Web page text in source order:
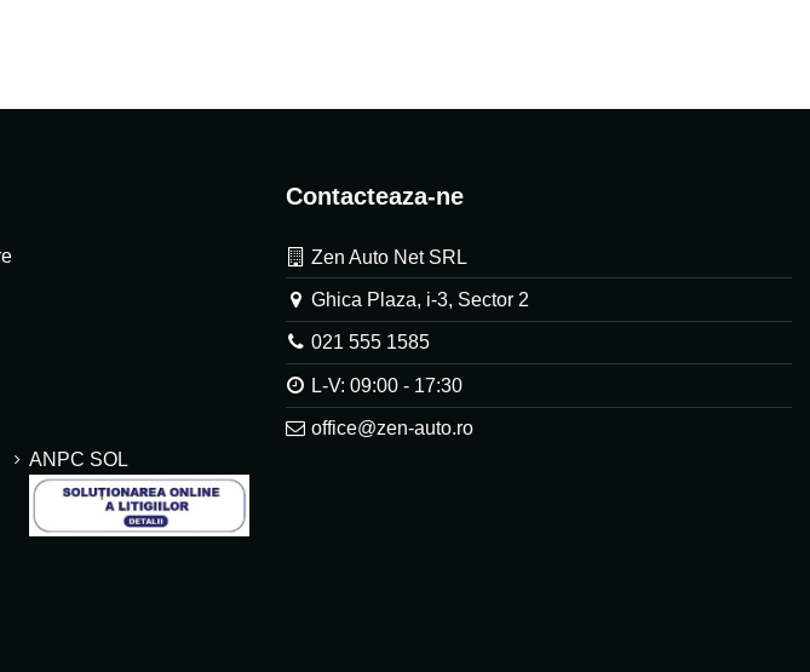
ANPC SOL
Contacteaza-ne
Zen Auto Net SRL
Ghica Plaza, i-3, Sector 2
021 555 1585
L-V: 09:00 - 17:30
office@zen-auto.ro